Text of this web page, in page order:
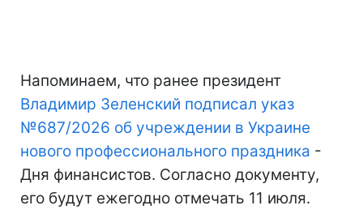
Напоминаем, что ранее президент
Владимир Зеленский подписал указ
№687/2026 об учреждении в Украине
нового профессионального праздника -
Дня финансистов. Согласно документу,
его будут ежегодно отмечать 11 июля.